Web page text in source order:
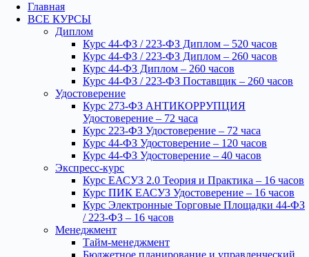
Главная
ВСЕ КУРСЫ
Диплом
Курс 44-ФЗ / 223-ФЗ Диплом – 520 часов
Курс 44-ФЗ / 223-ФЗ Диплом – 260 часов
Курс 44-ФЗ Диплом – 260 часов
Курс 44-ФЗ / 223-ФЗ Поставщик – 260 часов
Удостоверение
Курс 273-ФЗ АНТИКОРРУПЦИЯ
Удостоверение – 72 часа
Курс 223-ФЗ Удостоверение – 72 часа
Курс 44-ФЗ Удостоверение – 120 часов
Курс 44-ФЗ Удостоверение – 40 часов
Экспресс-курс
Курс ЕАСУЗ 2.0 Теория и Практика – 16 часов
Курс ПИК ЕАСУЗ Удостоверение – 16 часов
Курс Электронные Торговые Площадки 44-ФЗ
/ 223-ФЗ – 16 часов
Менеджмент
Тайм-менеджмент
Бюджетное планирование и управленческий